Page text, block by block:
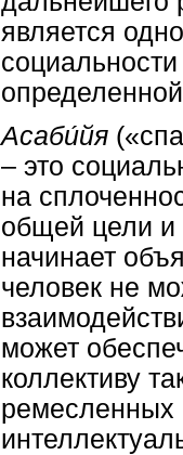
является
Асаби́йя
– это
на
общей цели и
начинает
человек не
может
коллективу
ремесленных